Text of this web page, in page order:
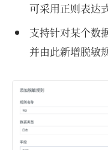
可采用正则表达
支持针对某个数
并由此新增脱敏